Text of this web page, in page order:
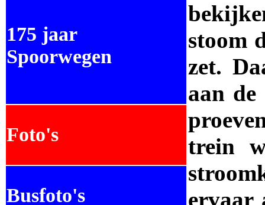
stoom
zet.
aan de
trein
ervaar
175 jaar
Spoorwegen
Foto's
Busfoto's